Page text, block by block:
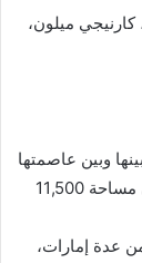
ميلون،
وبين عاصمتها
الدوحة. ومع ذلك، قطر دولة ذات سيادة، تمتد على مساحة 11,500
عدة إمارات،